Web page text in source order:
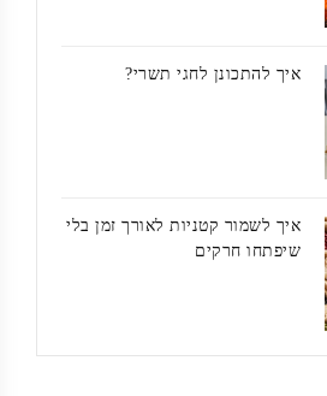
איך להתכונן לחגי תשרי?
איך לשמור קטניות לאורך זמן בלי
שיפתחו חרקים